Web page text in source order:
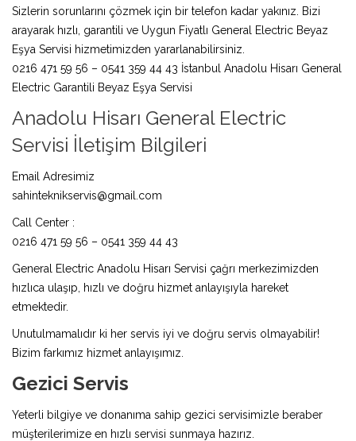
Sizlerin sorunlarını çözmek için bir telefon kadar yakınız. Bizi
arayarak hızlı, garantili ve Uygun Fiyatlı General Electric Beyaz
Eşya Servisi hizmetimizden yararlanabilirsiniz.
0216 471 59 56 – 0541 359 44 43 İstanbul Anadolu Hisarı General
Electric Garantili Beyaz Eşya Servisi
Anadolu Hisarı General Electric
Servisi İletişim Bilgileri
Email Adresimiz
sahinteknikservis@gmail.com
Call Center :
0216 471 59 56 – 0541 359 44 43
General Electric Anadolu Hisarı Servisi çağrı merkezimizden
hızlıca ulaşıp, hızlı ve doğru hizmet anlayışıyla hareket
etmektedir.
Unutulmamalıdır ki her servis iyi ve doğru servis olmayabilir!
Bizim farkımız hizmet anlayışımız.
Gezici Servis
Yeterli bilgiye ve donanıma sahip gezici servisimizle beraber
müşterilerimize en hızlı servisi sunmaya hazırız.